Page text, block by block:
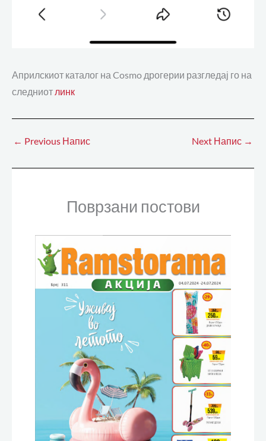
Априлскиот каталог на Cosmo дрогерии разгледај го на
следниот линк
← Previous Напис Next Напис →
Поврзани постови